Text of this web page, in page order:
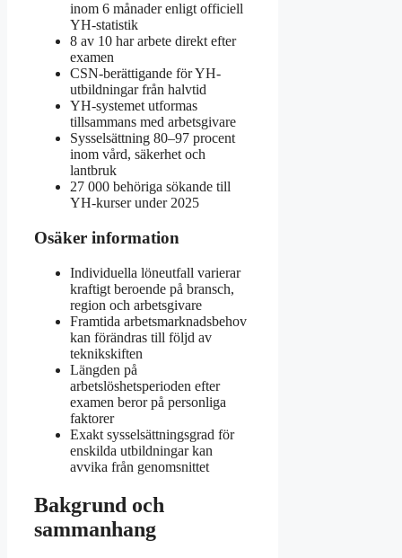
inom 6 månader enligt officiell
YH-statistik
8 av 10 har arbete direkt efter
examen
CSN-berättigande för YH-
utbildningar från halvtid
YH-systemet utformas
tillsammans med arbetsgivare
Sysselsättning 80–97 procent
inom vård, säkerhet och
lantbruk
27 000 behöriga sökande till
YH-kurser under 2025
Osäker information
Individuella löneutfall varierar
kraftigt beroende på bransch,
region och arbetsgivare
Framtida arbetsmarknadsbehov
kan förändras till följd av
teknikskiften
Längden på
arbetslöshetsperioden efter
examen beror på personliga
faktorer
Exakt sysselsättningsgrad för
enskilda utbildningar kan
avvika från genomsnittet
Bakgrund och
sammanhang